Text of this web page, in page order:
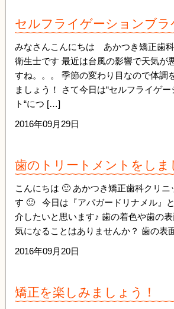
セルフライゲーションブラ
みなさんこんにちは あかつき矯正歯
衛生士です 最近は台風の影響で天気が
すね。。。 季節の変わり目なので体調
ましょう！ さて今日は“セルフライゲ
ト“につ […]
2016年09月29日
歯のトリートメントをしま
こんにちは 🙂 あかつき矯正歯科クリ
す 🙂 今日は『アパガードリナメル』
介したいと思います♪ 歯の着色や歯の
気になることはありませんか？ 歯の表
2016年09月20日
矯正を楽しみましょう！